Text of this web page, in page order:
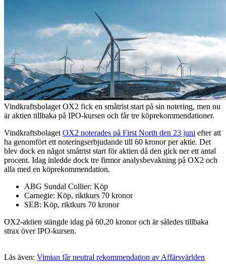
Vindkraftsbolaget OX2 fick en småtrist start på sin notering, men nu
är aktien tillbaka på IPO-kursen och får tre köprekommendationer.
Vindkraftsbolaget OX2 noterades på First North den 23 juni efter att
ha genomfört ett noteringserbjudande till 60 kronor per aktie. Det
blev dock en något småtrist start för aktien då den gick ner ett antal
procent. Idag inledde dock tre firmor analysbevakning på OX2 och
alla med en köprekommendation.
ABG Sundal Collier: Köp
Carnegie: Köp, riktkurs 70 kronor
SEB: Köp, riktkurs 70 kronor
OX2-aktien stängde idag på 60,20 kronor och är således tillbaka
strax över IPO-kursen.
Läs även: Vimian får neutral rekommendation av Affärsvärlden